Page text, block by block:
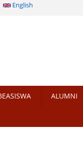
English
ALUMNI